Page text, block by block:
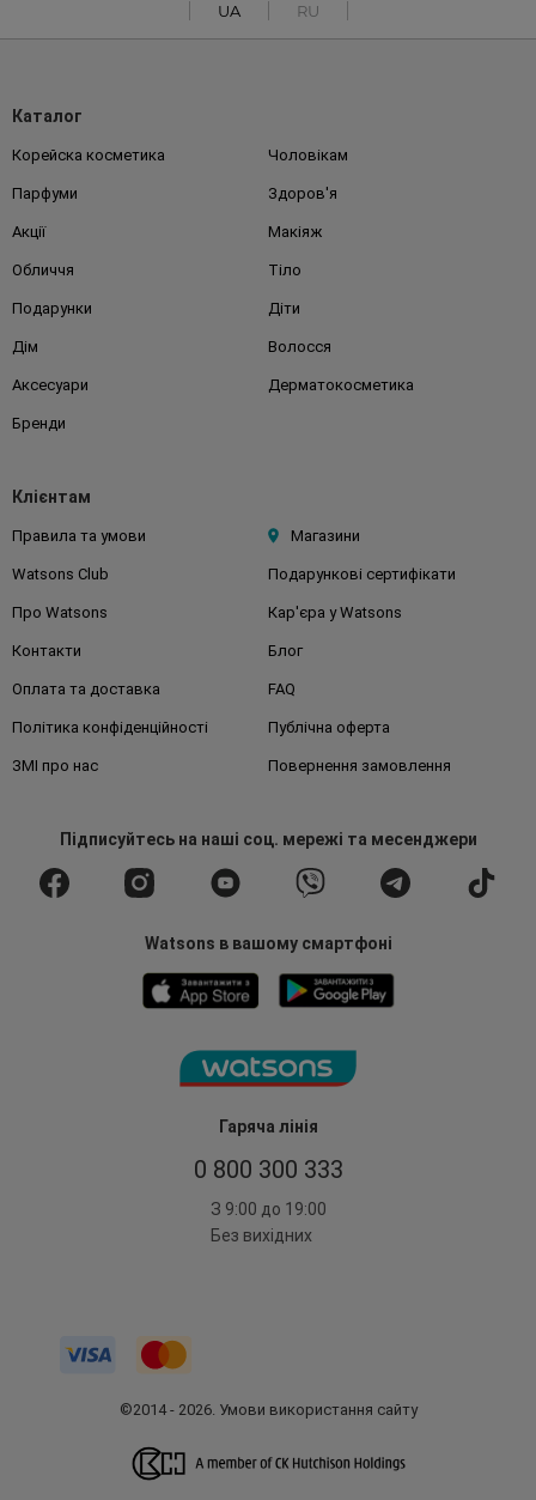
UA RU
Гаряча лінія
0 800 300 333
З 9:00 до 19:00
Без вихідних
Каталог
Корейска косметика Чоловікам
Парфуми Здоров'я
Акції Макіяж
Обличчя Тіло
Подарунки Діти
Дім Волосся
Аксесуари Дерматокосметика
Бренди
Клієнтам
Правила та умови Магазини
Watsons Club Подарункові сертифікати
Про Watsons Кар'єра у Watsons
Контакти Блог
Оплата та доставка FAQ
Політика конфіденційності Публічна оферта
ЗМІ про нас Повернення замовлення
Підписуйтесьна наші соц. мережі та месенджери
Watsons в вашому смартфоні
©2014 - 2026. Умови використання сайту